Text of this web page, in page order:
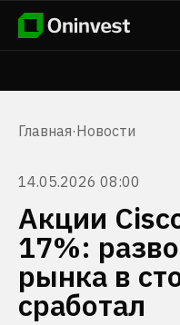
Главная·Новости
14.05.2026 08:00
Акции
17%:
рынка в
сработал